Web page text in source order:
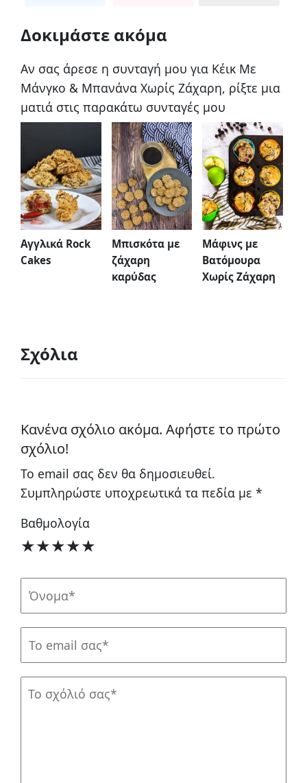
Δοκιμάστε ακόμα
Αν σας άρεσε η συνταγή μου για Κέικ Με
Μάνγκο & Μπανάνα Χωρίς Ζάχαρη, ρίξτε μια
ματιά στις παρακάτω συνταγές μου
Αγγλικά Rock
Cakes
Μπισκότα με
ζάχαρη
καρύδας
Μάφινς με
Βατόμουρα
Χωρίς Ζάχαρη
Σχόλια
Κανένα σχόλιο ακόμα. Αφήστε το πρώτο
σχόλιο!
Το email σας δεν θα δημοσιευθεί.
Συμπληρώστε υποχρεωτικά τα πεδία με *
Βαθμολογία
★
★
★
★
★